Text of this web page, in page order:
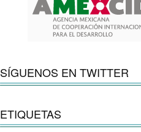
SÍGUENOS EN TWITTER
ETIQUETAS